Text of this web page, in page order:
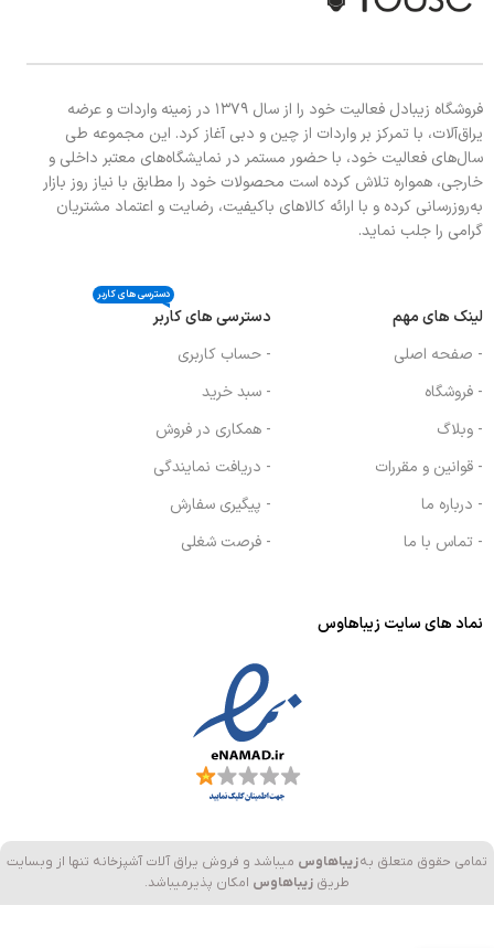
فروشگاه زیبادل فعالیت خود را از سال ۱۳۷۹ در زمینه واردات و عرضه
یراق‌آلات، با تمرکز بر واردات از چین و دبی آغاز کرد. این مجموعه طی
سال‌های فعالیت خود، با حضور مستمر در نمایشگاه‌های معتبر داخلی و
خارجی، همواره تلاش کرده است محصولات خود را مطابق با نیاز روز بازار
به‌روزرسانی کرده و با ارائه کالاهای باکیفیت، رضایت و اعتماد مشتریان
گرامی را جلب نماید.
لینک های مهم
- صفحه اصلی
- فروشگاه
- وبلاگ
- قوانین و مقررات
- درباره ما
- تماس با ما
دسترسی های کاربر
دسترسی های کاربر
- حساب کاربری
- سبد خرید
- همکاری در فروش
- دریافت نمایندگی
- پیگیری سفارش
- فرصت شغلی
نماد های سایت زیباهاوس
تمامی حقوق متعلق بهزیباهاوس میباشد و فروش یراق آلات آشپزخانه تنها از وبسایت
طریق زیباهاوس امکان پذیرمیباشد.